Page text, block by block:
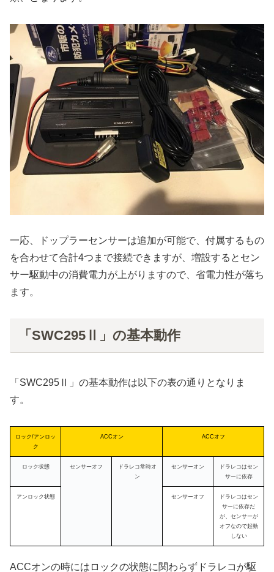
一応、ドップラーセンサーは追加が可能で、付属するもの
を合わせて合計4つまで接続できますが、増設するとセン
サー駆動中の消費電力が上がりますので、省電力性が落ち
ます。
「SWC295Ⅱ」の基本動作
「SWC295Ⅱ」の基本動作は以下の表の通りとなりま
す。
ロック/アンロッ
ク
ACCオン ACCオフ
ロック状態 センサーオフ
ドラレコ常時オ
ン
センサーオン
ドラレコはセン
サーに依存
アンロック状態 センサーオフ
ドラレコはセン
サーに依存だ
が、センサーが
オフなので起動
しない
ACCオンの時にはロックの状態に関わらずドラレコが駆